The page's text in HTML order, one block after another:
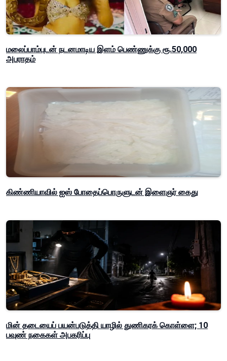
மலைப்பாம்புடன் நடனமாடிய இளம் பெண்ணுக்கு ரூ.50,000
அபராதம்
கிண்ணியாவில் ஐஸ் போதைப்பொருளுடன் இளைஞர் கைது
மின் தடையைப் பயன்படுத்தி யாழில் துணிகரக் கொள்ளை; 10
பவுண் நகைகள் அபகரிப்பு